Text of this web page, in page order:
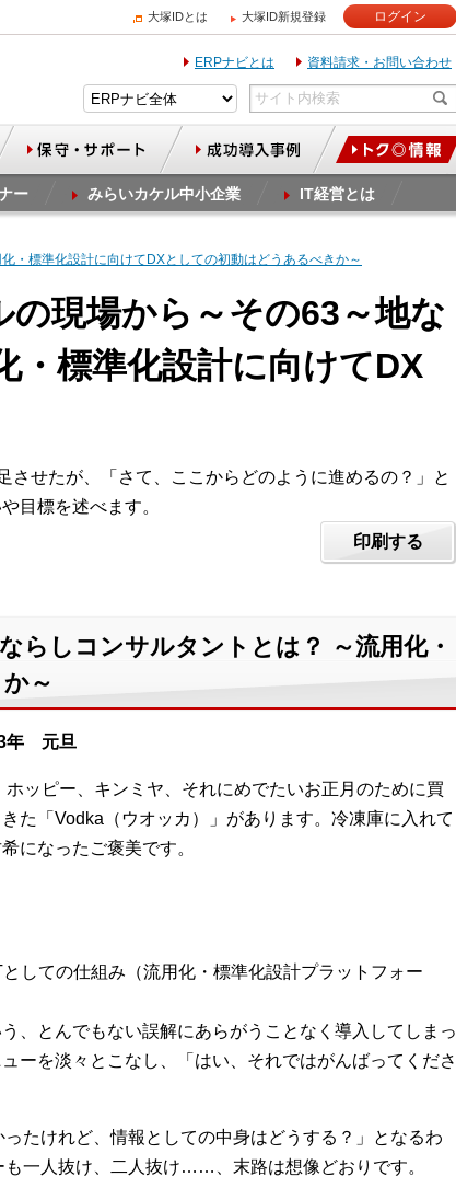
大塚IDとは 大塚ID新規登録 ログイン
ERPナビとは 資料請求・お問い合わせ
ー みらいカケル中小企業 IT経営とは
・標準化設計に向けてDXとしての初動はどうあるべきか～
現場から～その63～地な
・標準化設計に向けてDX
せたが、「さて、ここからどのように進めるの？」と
目標を述べます。
印刷する
らしコンサルタントとは？ ～流用化・
～
年 元旦
ッピー、キンミヤ、それにめでたいお正月のために買
た「Vodka（ウオッカ）」があります。冷凍庫に入れて
になったご褒美です。
しての仕組み（流用化・標準化設計プラットフォー
、とんでもない誤解にあらがうことなく導入してしまっ
ーを淡々とこなし、「はい、それではがんばってくださ
たけれど、情報としての中身はどうする？」となるわ
一人抜け、二人抜け……、末路は想像どおりです。